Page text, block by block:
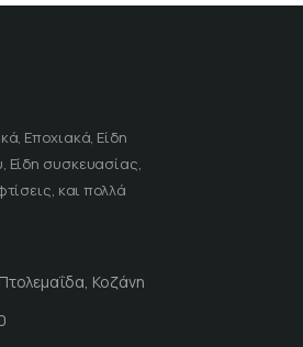
Εποχιακά, Είδη
Είδη συσκευασίας,
και πολλά
Κοζάνη